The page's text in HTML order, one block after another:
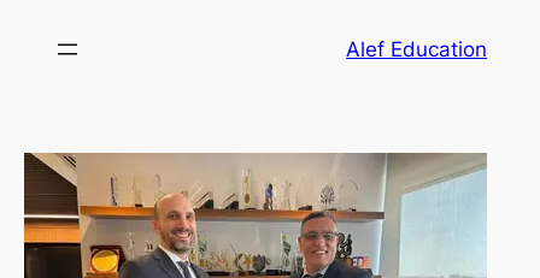
Alef Education